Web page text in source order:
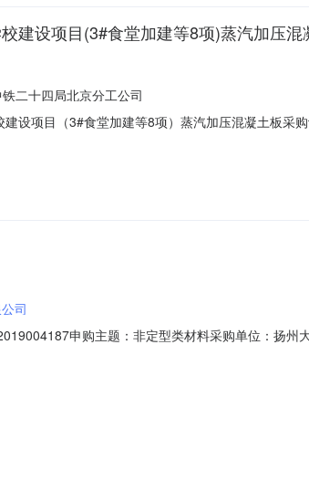
建设项目(3#食堂加建等8项)蒸汽加压
二十四局北京分工公司
设项目（3#食堂加建等8项）蒸汽加压混凝土板采
概况与采购内容中铁二十四局集团有限公司北京市
司
申购主题：非定型类材料采购单位：扬
证书》，见附件；3、经比较4家供应商，所选供